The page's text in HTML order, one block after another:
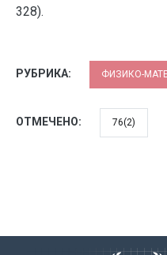
328).
РУБРИКА: ФИЗИКО-
ОТМЕЧЕНО: 76(2)